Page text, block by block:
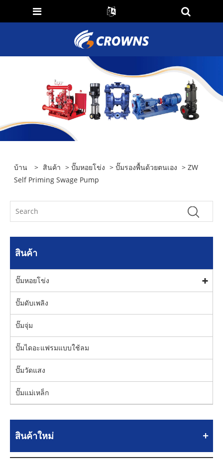
บ้าน > สินค้า >ปั๊มหอยโข่ง >ปั๊มรองพื้นด้วยตนเอง > ZW
Self Priming Swage Pump
สินค้า
ปั๊มหอยโข่ง
ปั๊มดับเพลิง
ปั๊มจุ่ม
ปั๊มไดอะแฟรมแบบใช้ลม
ปั๊มวัดแสง
ปั๊มแม่เหล็ก
สินค้าใหม่